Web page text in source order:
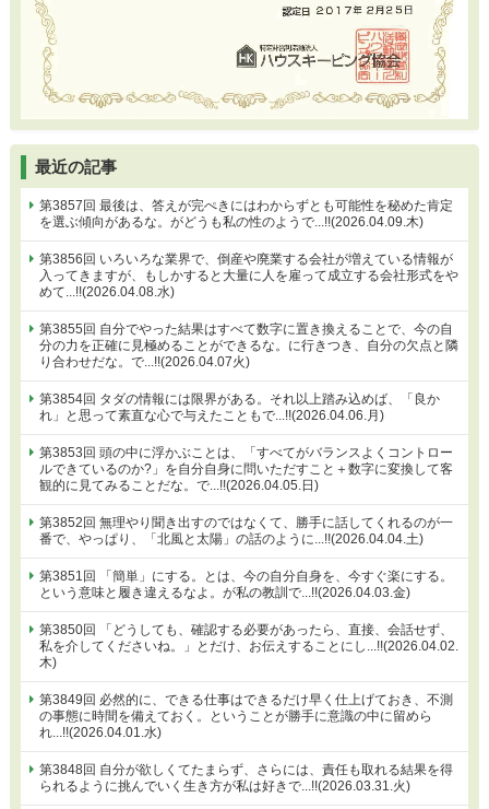
最近の記事
第3857回 最後は、答えが完ぺきにはわからずとも可能性を秘めた肯定
を選ぶ傾向があるな。がどうも私の性のようで...!!(2026.04.09.木)
第3856回 いろいろな業界で、倒産や廃業する会社が増えている情報が
入ってきますが、もしかすると大量に人を雇って成立する会社形式をや
めて...!!(2026.04.08.水)
第3855回 自分でやった結果はすべて数字に置き換えることで、今の自
分の力を正確に見極めることができるな。に行きつき、自分の欠点と隣
り合わせだな。で...!!(2026.04.07火)
第3854回 タダの情報には限界がある。それ以上踏み込めば、「良か
れ」と思って素直な心で与えたこともで...!!(2026.04.06.月)
第3853回 頭の中に浮かぶことは、「すべてがバランスよくコントロー
ルできているのか?」を自分自身に問いただすこと＋数字に変換して客
観的に見てみることだな。で...!!(2026.04.05.日)
第3852回 無理やり聞き出すのではなくて、勝手に話してくれるのが一
番で、やっぱり、「北風と太陽」の話のように...!!(2026.04.04.土)
第3851回 「簡単」にする。とは、今の自分自身を、今すぐ楽にする。
という意味と履き違えるなよ。が私の教訓で...!!(2026.04.03.金)
第3850回 「どうしても、確認する必要があったら、直接、会話せず、
私を介してくださいね。」とだけ、お伝えすることにし...!!(2026.04.02.
木)
第3849回 必然的に、できる仕事はできるだけ早く仕上げておき、不測
の事態に時間を備えておく。ということが勝手に意識の中に留めら
れ...!!(2026.04.01.水)
第3848回 自分が欲しくてたまらず、さらには、責任も取れる結果を得
られるように挑んでいく生き方が私は好きで...!!(2026.03.31.火)